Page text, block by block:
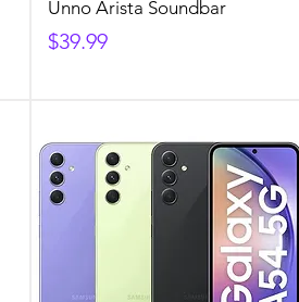
Unno Arista Soundbar
Precio
$39.99